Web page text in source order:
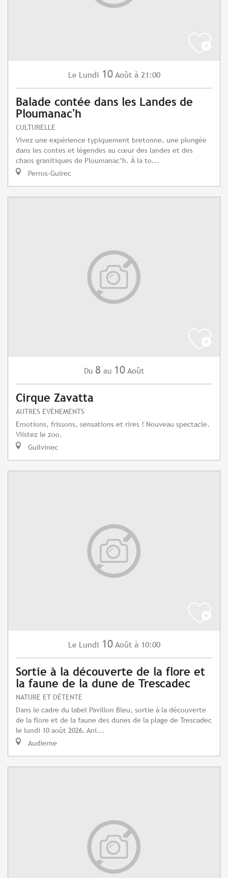
Le Lundi 10 Août à 21:00
Balade contée dans les Landes de
Ploumanac'h
CULTURELLE
Vivez une expérience typiquement bretonne, une plongée
dans les contes et légendes au cœur des landes et des
chaos granitiques de Ploumanac’h. À la to...
Perros-Guirec
Du 8 au 10 Août
Cirque Zavatta
AUTRES EVÈNEMENTS
Emotions, frissons, sensations et rires ! Nouveau spectacle.
Viistez le zoo.
Guilvinec
Le Lundi 10 Août à 10:00
Sortie à la découverte de la flore et
la faune de la dune de Trescadec
NATURE ET DÉTENTE
Dans le cadre du label Pavillon Bleu, sortie à la découverte
de la flore et de la faune des dunes de la plage de Trescadec
le lundi 10 août 2026. Ani...
Audierne